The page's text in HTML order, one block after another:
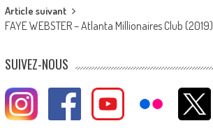
Article suivant
FAYE WEBSTER – Atlanta Millionaires Club (2019)
SUIVEZ-NOUS